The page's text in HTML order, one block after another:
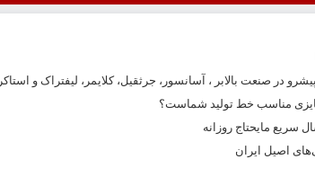
در صنعت بالابر ، آسانسور، جرثقیل، کلایمر، لیفتراک و استاکر
مناسب خط تولید شماست؟
مایحتاج روزانه
اصیل ایران